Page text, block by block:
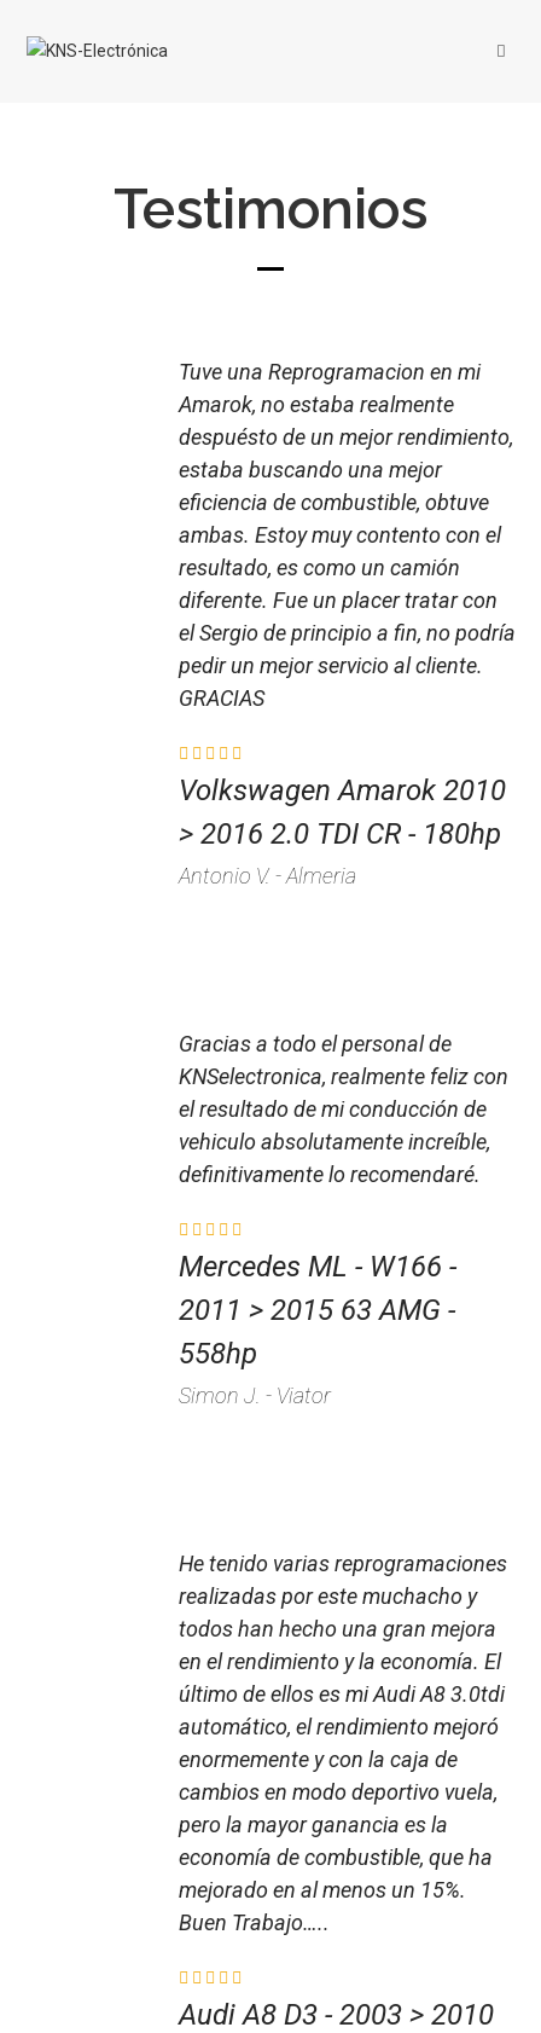
Testimonios
Tuve una Reprogramacion en mi
Amarok, no estaba realmente
despuésto de un mejor rendimiento,
estaba buscando una mejor
eficiencia de combustible, obtuve
ambas. Estoy muy contento con el
resultado, es como un camión
diferente. Fue un placer tratar con
el Sergio de principio a fin, no podría
pedir un mejor servicio al cliente.
GRACIAS​
Volkswagen Amarok 2010
> 2016 2.0 TDI CR - 180hp
Antonio V. - Almeria
Gracias a todo el personal de
KNSelectronica, realmente feliz con
el resultado de mi conducción de
vehiculo absolutamente increíble,
definitivamente lo recomendaré.
Mercedes ML - W166 -
2011 > 2015 63 AMG -
558hp
Simon J. - Viator
He tenido varias reprogramaciones
realizadas por este muchacho y
todos han hecho una gran mejora
en el rendimiento y la economía. El
último de ellos es mi Audi A8 3.0tdi
automático, el rendimiento mejoró
enormemente y con la caja de
cambios en modo deportivo vuela,
pero la mayor ganancia es la
economía de combustible, que ha
mejorado en al menos un 15%.
Buen Trabajo…..
Audi A8 D3 - 2003 > 2010